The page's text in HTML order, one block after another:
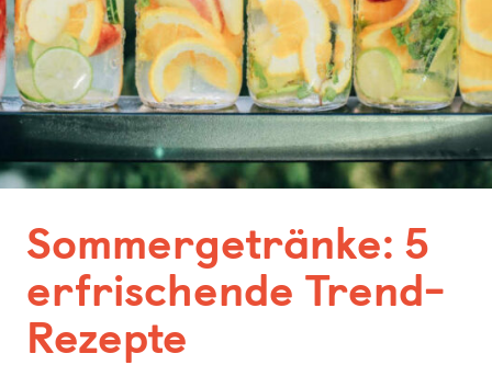
Standorte
Berlin
Bonn
Kaiserslautern
München
Nürnberg
Sommergetränke: 5
erfrischende Trend-
Rezepte